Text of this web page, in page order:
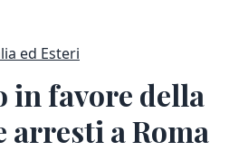
ed Esteri
in favore della
arresti a Roma